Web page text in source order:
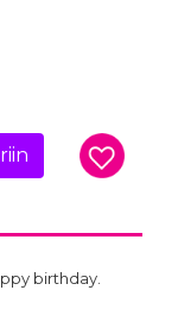
birthday.